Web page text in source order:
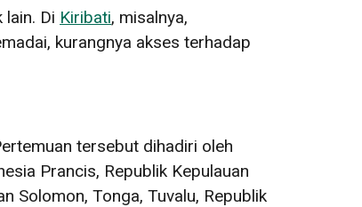
Di Kiribati, misalnya,
kurangnya akses terhadap
tersebut dihadiri oleh
Prancis, Republik Kepulauan
Solomon, Tonga, Tuvalu, Republik